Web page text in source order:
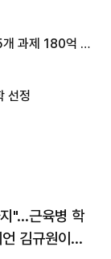
과제 180억 지
선정
"…근육병 학
김규원이었